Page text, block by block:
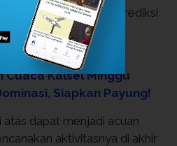
& Tomohon diprediksi
Cuaca hari ini akan
Cuaca Kalsel Minggu
Siapkan Payung!
dapat menjadi acuan
aktivitasnya di akhir